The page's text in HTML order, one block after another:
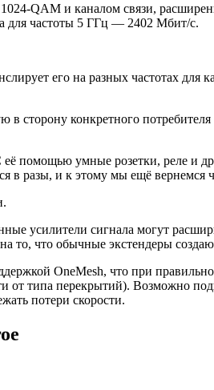
QAM и каналом связи,
а для частоты 5 ГГц — 2402 Мбит/с.
его на разных частотах
в сторону конкретного
помощью умные розетки, реле и
в разы, и к этому мы ещё вернемся
усилители сигнала могут
то, что обычные экстендеры
OneMesh, что при
от типа перекрытий). Возможно
потери скорости.